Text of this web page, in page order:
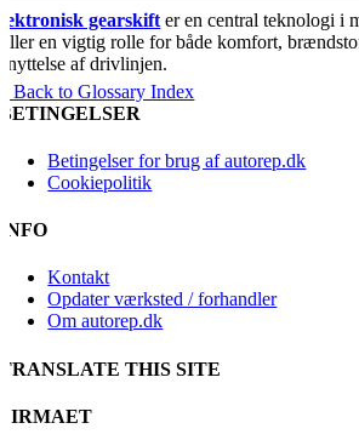
gearskift er en central teknologi i
en vigtig rolle for både komfort,
af drivlinjen.
« Back to Glossary Index
BETINGELSER
Betingelser for brug af autorep.dk
Cookiepolitik
INFO
Kontakt
Opdater værksted / forhandler
Om autorep.dk
TRANSLATE THIS SITE
FIRMAET